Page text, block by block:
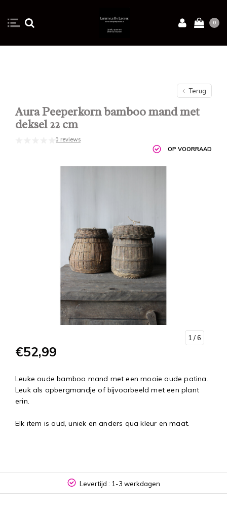
0
Terug
Aura Peeperkorn bamboo mand met
deksel 22 cm
0 reviews
OP VOORRAAD
1 / 6
€52,99
Leuke oude bamboo mand met een mooie oude patina.
Leuk als opbergmandje of bijvoorbeeld met een plant
erin.
Elk item is oud, uniek en anders qua kleur en maat.
Levertijd : 1-3 werkdagen